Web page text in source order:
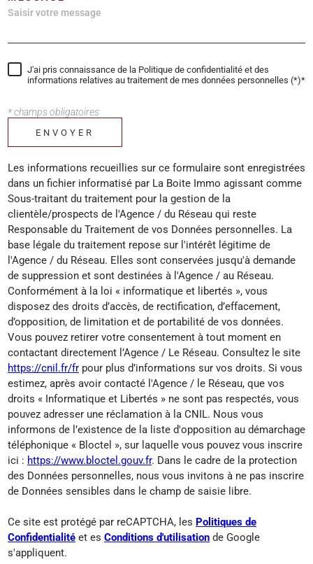
J'ai pris connaissance de la Politique de confidentialité et des
informations relatives au traitement de mes données personnelles (*)*
* champs obligatoires
ENVOYER
Les informations recueillies sur ce formulaire sont enregistrées
dans un fichier informatisé par La Boite Immo agissant comme
Sous-traitant du traitement pour la gestion de la
clientèle/prospects de l'Agence / du Réseau qui reste
Responsable du Traitement de vos Données personnelles. La
base légale du traitement repose sur l'intérêt légitime de
l'Agence / du Réseau. Elles sont conservées jusqu'à demande
de suppression et sont destinées à l'Agence / au Réseau.
Conformément à la loi « informatique et libertés », vous
disposez des droits d’accès, de rectification, d’effacement,
d’opposition, de limitation et de portabilité de vos données.
Vous pouvez retirer votre consentement à tout moment en
contactant directement l’Agence / Le Réseau. Consultez le site
https://cnil.fr/fr pour plus d’informations sur vos droits. Si vous
estimez, après avoir contacté l'Agence / le Réseau, que vos
droits « Informatique et Libertés » ne sont pas respectés, vous
pouvez adresser une réclamation à la CNIL. Nous vous
informons de l’existence de la liste d'opposition au démarchage
téléphonique « Bloctel », sur laquelle vous pouvez vous inscrire
ici : https://www.bloctel.gouv.fr. Dans le cadre de la protection
des Données personnelles, nous vous invitons à ne pas inscrire
de Données sensibles dans le champ de saisie libre.
Ce site est protégé par reCAPTCHA, les Politiques de
Confidentialité et es Conditions d'utilisation de Google
s'appliquent.